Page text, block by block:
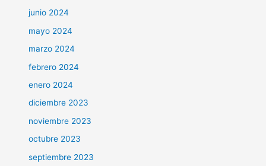
junio 2024
mayo 2024
marzo 2024
febrero 2024
enero 2024
diciembre 2023
noviembre 2023
octubre 2023
septiembre 2023